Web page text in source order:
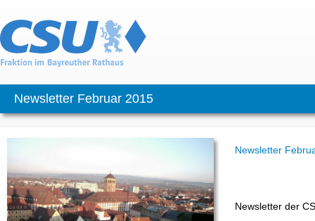
Newsletter Februar 2015
Newsletter
Newsletter der